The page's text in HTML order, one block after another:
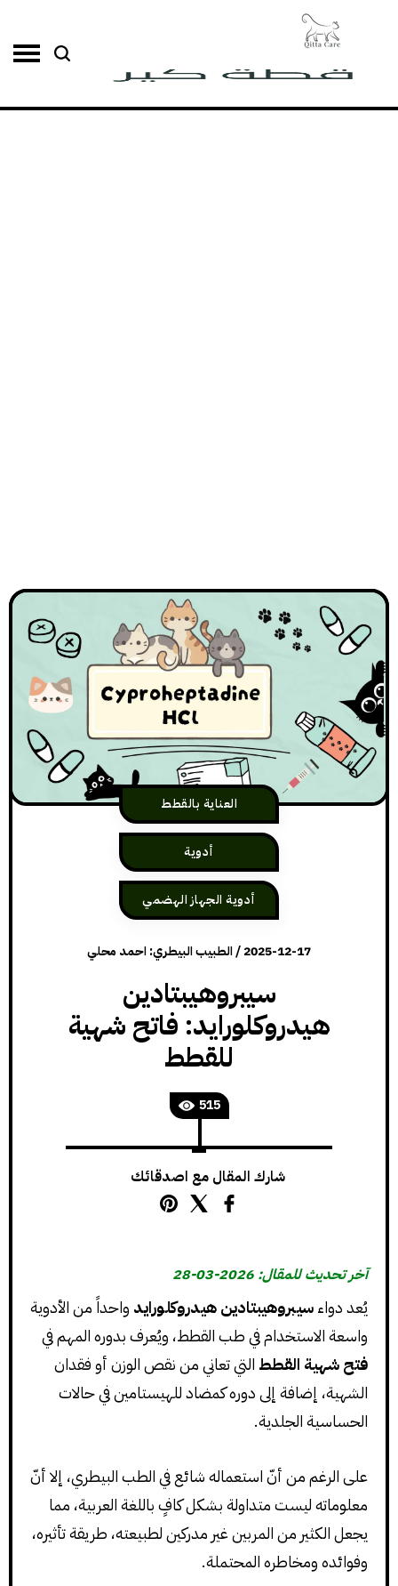
العناية بالقطط
أدوية
أدوية الجهاز الهضمي
2025-12-17
/الطبيب البيطري: احمد محلي
سيبروهيبتادين
هيدروكلورايد: فاتح شهية
للقطط
515
شارك المقال مع اصدقائك
آخر تحديث للمقال: 2026-03-28
يُعد دواءسيبروهيبتادين هيدروكلورايد واحداً من الأدوية
واسعة الاستخدام في طب القطط، ويُعرف بدوره المهم في
فتح شهية القطط التي تعاني من نقص الوزن أو فقدان
الشهية، إضافة إلى دوره كمضاد للهيستامين في حالات
الحساسية الجلدية.
على الرغم من أنّ استعماله شائع في الطب البيطري، إلا أنّ
معلوماته ليست متداولة بشكل كافٍ باللغة العربية، مما
يجعل الكثير من المربين غير مدركين لطبيعته، طريقة تأثيره،
وفوائده ومخاطره المحتملة.